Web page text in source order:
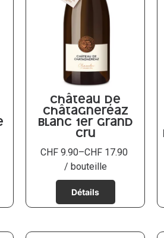
Château de
Châtagneréaz
blanc 1er grand
cru
CHF 9.90–CHF 17.90
/ bouteille